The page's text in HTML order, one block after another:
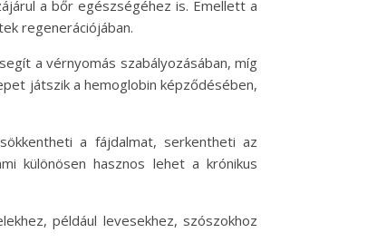
a bőr egészségéhez is. Emellett a
regenerációjában.
a vérnyomás szabályozásában, míg
játszik a hemoglobin képződésében,
a fájdalmat, serkentheti az
különösen hasznos lehet a krónikus
például levesekhez, szószokhoz